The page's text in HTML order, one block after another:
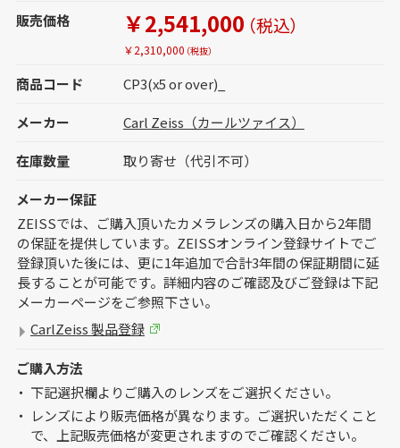
販売価格 ￥2,541,000 （税込）
￥2,310,000 （税抜）
商品コード CP3(x5 or over)_
メーカー Carl Zeiss（カールツァイス）
在庫数量 取り寄せ（代引不可）
メーカー保証
ZEISSでは、ご購入頂いたカメラレンズの購入日から2年間
の保証を提供しています。ZEISSオンライン登録サイトでご
登録頂いた後には、更に1年追加で合計3年間の保証期間に延
長することが可能です。詳細内容のご確認及びご登録は下記
メーカーページをご参照下さい。
CarlZeiss 製品登録
ご購入方法
下記選択欄よりご購入のレンズをご選択ください。
レンズにより販売価格が異なります。 ご選択いただくこと
で、上記販売価格が変更されますのでご確認ください。